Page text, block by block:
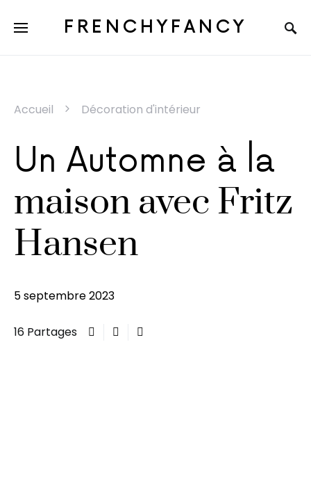
FRENCHYFANCY
Accueil Décoration d'intérieur
Un Automne à la
maison avec Fritz
Hansen
5 septembre 2023
16 Partages